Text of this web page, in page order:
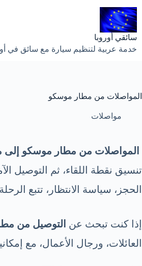
إلى
المحتوى
سائقي أوروبا
خدمة عربية لتنظيم سيارة مع سائق في
المواصلات من مطار موسكو
مواصلات
المواصلات من مطار موسكو إلى
تنسيق نقطة اللقاء، ثم التوصيل
الحجز، سياسة الانتظار، تتبع
إذا كنت تبحث عن التوصيل من
العائلات، ورجال الأعمال، مع